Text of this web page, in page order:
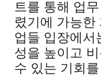
트를 통해 업
렸기에 가능한
업들 입장에서
성을 높이고
수 있는 기회